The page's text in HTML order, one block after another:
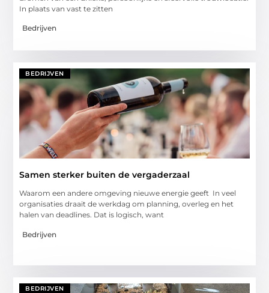
In plaats van vast te zitten
Bedrijven
BEDRIJVEN
Samen sterker buiten de vergaderzaal
Waarom een andere omgeving nieuwe energie geeft In veel
organisaties draait de werkdag om planning, overleg en het
halen van deadlines. Dat is logisch, want
Bedrijven
BEDRIJVEN